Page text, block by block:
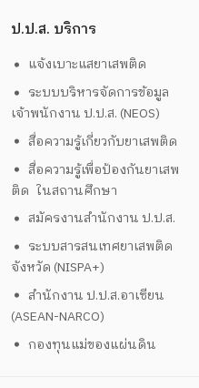
ป.ป.ส. บริการ
แจ้งเบาะแสยาเสพติด
ระบบบริหารจัดการข้อมูล
เจ้าพนักงาน ป.ป.ส. (NEOS)
สื่อความรู้เกี่ยวกับยาเสพติด
สื่อความรู้เพื่อป้องกันยาเสพ
ติด ในสถานศึกษา
สมัครงานสำนักงาน ป.ป.ส.
ระบบสารสนเทศยาเสพติด
จังหวัด (NISPA+)
สำนักงาน ป.ป.ส.อาเซียน
(ASEAN-NARCO)
กองทุนแม่ของแผ่นดิน